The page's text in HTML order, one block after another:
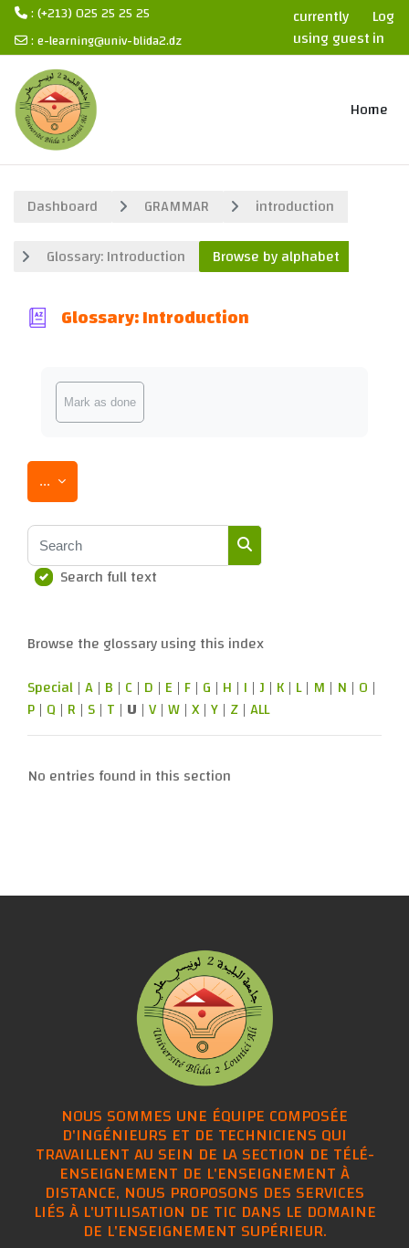
Skip to main content
: (+213) 025 25 25 25
:e-learning@univ-blida2.dz
currently
using guest
access
Log
in
Home
Dashboard GRAMMAR
introduction
Glossary: Introduction
Browse by alphabet
Glossary: Introduction
Completion requirements
Mark as done
... Export entries
Search
Search
Search full text
Browse the glossary using this index
Special | A | B | C | D | E | F | G | H | I | J | K | L| M | N | O |
P | Q | R | S | T | U | V | W | X | Y | Z | ALL
No entries found in this section
NOUS SOMMES UNE ÉQUIPE COMPOSÉE
D'INGÉNIEURS ET DE TECHNICIENS QUI
TRAVAILLENT AU SEIN DE LA SECTION DE TÉLÉ-
ENSEIGNEMENT DE L'ENSEIGNEMENT À
DISTANCE, NOUS PROPOSONS DES SERVICES
LIÉS À L'UTILISATION DE TIC DANS LE DOMAINE
DE L'ENSEIGNEMENT SUPÉRIEUR.